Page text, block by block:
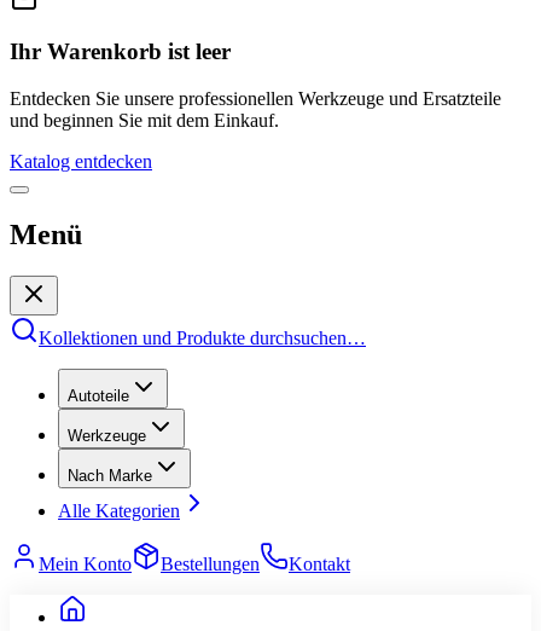
Ihr Warenkorb ist leer
Entdecken Sie unsere professionellen Werkzeuge und Ersatzteile
und beginnen Sie mit dem Einkauf.
Katalog entdecken
Menü
Kollektionen und Produkte durchsuchen…
Autoteile
Werkzeuge
Nach Marke
Alle Kategorien
Mein Konto Bestellungen Kontakt